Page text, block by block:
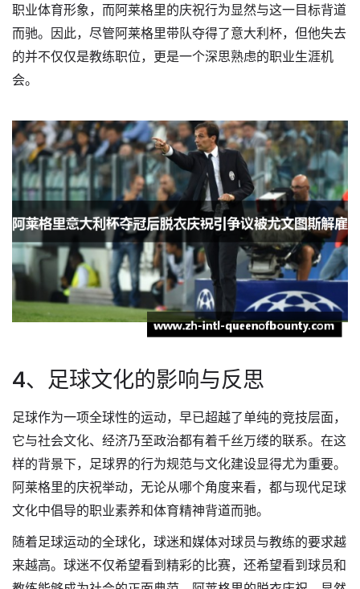
职业体育形象，而阿莱格里的庆祝行为显然与这一目标背道
而驰。因此，尽管阿莱格里带队夺得了意大利杯，但他失去
的并不仅仅是教练职位，更是一个深思熟虑的职业生涯机
会。
4、足球文化的影响与反思
足球作为一项全球性的运动，早已超越了单纯的竞技层面，
它与社会文化、经济乃至政治都有着千丝万缕的联系。在这
样的背景下，足球界的行为规范与文化建设显得尤为重要。
阿莱格里的庆祝举动，无论从哪个角度来看，都与现代足球
文化中倡导的职业素养和体育精神背道而驰。
随着足球运动的全球化，球迷和媒体对球员与教练的要求越
来越高。球迷不仅希望看到精彩的比赛，还希望看到球员和